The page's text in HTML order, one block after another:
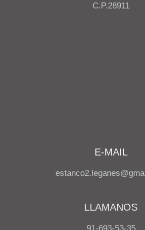
C.P.28911
E-MAIL
LLAMANOS
91-693-53-35